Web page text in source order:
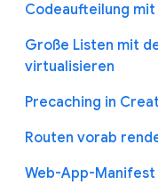
Codeaufteilung mit
Große Listen mit
virtualisieren
Precaching in
Routen vorab
Web-App-